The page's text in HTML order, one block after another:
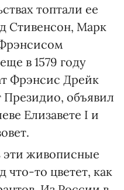
топтали ее
Стивенсон, Марк
в 1579 году
Фрэнсис Дрейк
Президио, объявил
Елизавете I и
эти живописные
что-то цветет, как